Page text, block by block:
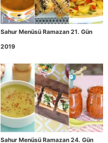
Sahur Menüsü Ramazan 21. Gün
2019
Sahur Menüsü Ramazan 24. Gün